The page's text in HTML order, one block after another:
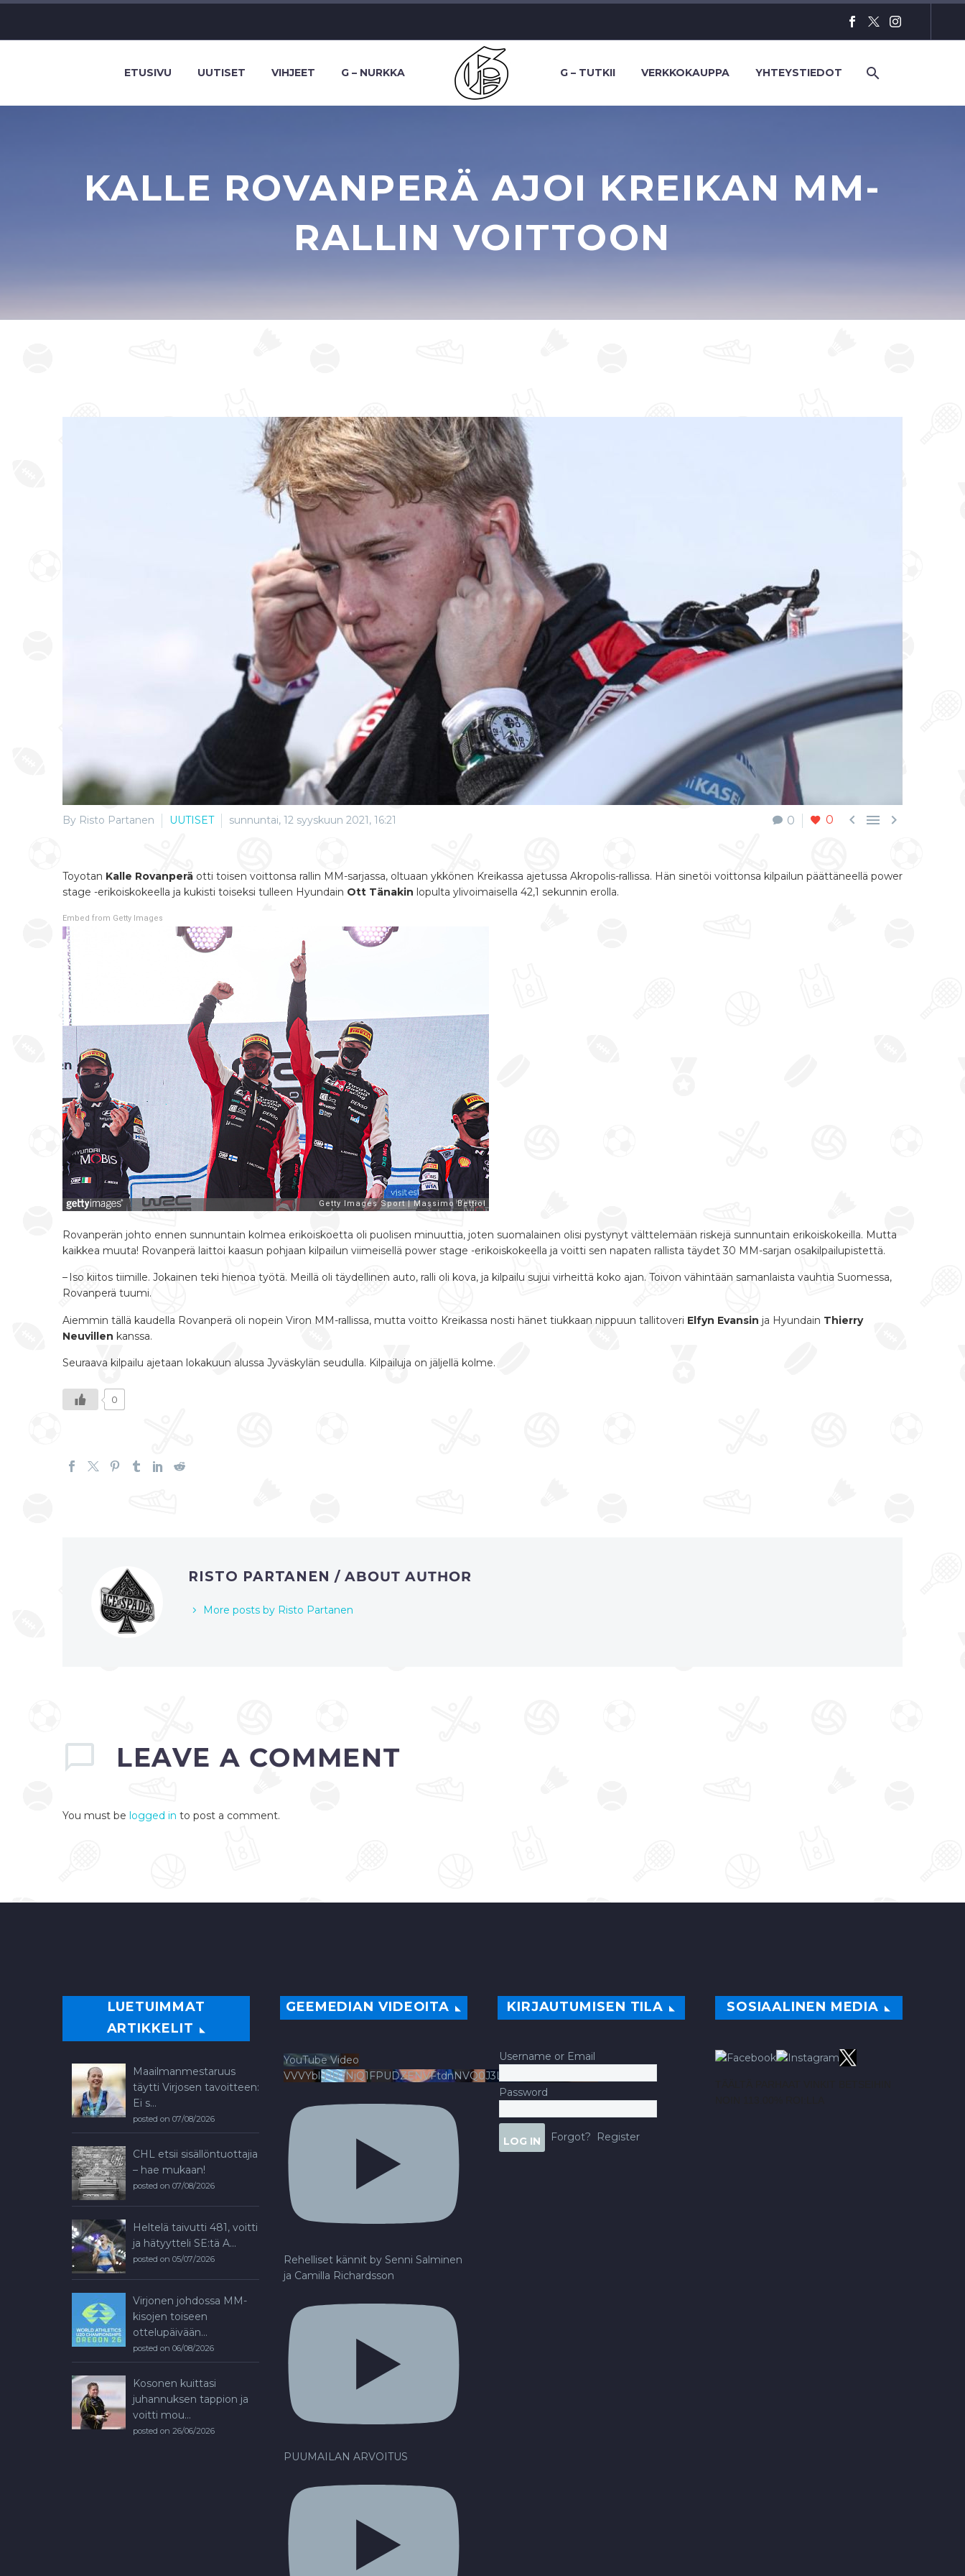
ETUSIVU UUTISET VIHJEET G – NURKKA G – TUTKII VERKKOKAUPPA YHTEYSTIEDOT
KALLE ROVANPERÄ AJOI KREIKAN MM-
RALLIN VOITTOON
0 0   
By Risto Partanen UUTISET sunnuntai, 12 syyskuun 2021, 16:21
Toyotan Kalle Rovanperä otti toisen voittonsa rallin MM-sarjassa, oltuaan ykkönen Kreikassa ajetussa Akropolis-rallissa. Hän sinetöi voittonsa kilpailun päättäneellä power
stage -erikoiskokeella ja kukisti toiseksi tulleen Hyundain Ott Tänakin lopulta ylivoimaisella 42,1 sekunnin erolla.
Embed from Getty Images
Rovanperän johto ennen sunnuntain kolmea erikoiskoetta oli puolisen minuuttia, joten suomalainen olisi pystynyt välttelemään riskejä sunnuntain erikoiskokeilla. Mutta
kaikkea muuta! Rovanperä laittoi kaasun pohjaan kilpailun viimeisellä power stage -erikoiskokeella ja voitti sen napaten rallista täydet 30 MM-sarjan osakilpailupistettä.
– Iso kiitos tiimille. Jokainen teki hienoa työtä. Meillä oli täydellinen auto, ralli oli kova, ja kilpailu sujui virheittä koko ajan. Toivon vähintään samanlaista vauhtia Suomessa,
Rovanperä tuumi.
Aiemmin tällä kaudella Rovanperä oli nopein Viron MM-rallissa, mutta voitto Kreikassa nosti hänet tiukkaan nippuun tallitoveri Elfyn Evansin ja Hyundain Thierry
Neuvillen kanssa.
Seuraava kilpailu ajetaan lokakuun alussa Jyväskylän seudulla. Kilpailuja on jäljellä kolme.
0
RISTO PARTANEN/ ABOUT AUTHOR
More posts by Risto Partanen
LEAVEA COMMENT
You must be logged in to post a comment.
LUETUIMMAT
ARTIKKELIT
Maailmanmestaruus
täytti Virjosen tavoitteen:
Ei s...
posted on 07/08/2026
CHL etsii sisällöntuottajia
– hae mukaan!
posted on 07/08/2026
Heltelä taivutti 481, voitti
ja hätyytteli SE:tä A...
posted on 05/07/2026
Virjonen johdossa MM-
kisojen toiseen
ottelupäivään...
posted on 06/08/2026
Kosonen kuittasi
juhannuksen tappion ja
voitti mou...
posted on 26/06/2026
GEEMEDIAN VIDEOITA
YouTube Video
VVVYbldJRTNjQ1FPUDZENVFtdnNVQ0J3LlFsbURXQWNIYldv
Rehelliset kännit by Senni Salminen
ja Camilla Richardsson
PUUMAILAN ARVOITUS
KIRJAUTUMISEN TILA
Username or Email
Password
Forgot? Register
SOSIAALINEN MEDIA